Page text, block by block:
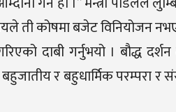
ती कोषमा बजेट विनियोजन
दाबी गर्नुभयो । बौद्ध
र बहुधार्मिक परम्परा